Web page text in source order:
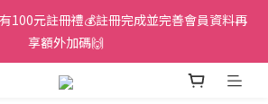
100元註冊禮💰註冊完成並完善會員資料再
享額外加碼🙌